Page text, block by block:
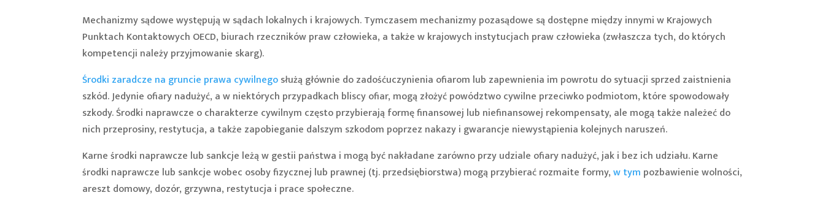
Mechanizmy sądowe występują w sądach lokalnych i krajowych. Tymczasem mechanizmy pozasądowe są dostępne między innymi w Krajowych
Punktach Kontaktowych OECD, biurach rzeczników praw człowieka, a także w krajowych instytucjach praw człowieka (zwłaszcza tych, do których
kompetencji należy przyjmowanie skarg).
Środki zaradcze na gruncie prawa cywilnegosłużą głównie do zadośćuczynienia ofiarom lub zapewnienia im powrotu do sytuacji sprzed zaistnienia
szkód. Jedynie ofiary nadużyć, a w niektórych przypadkach bliscy ofiar, mogą złożyć powództwo cywilne przeciwko podmiotom, które spowodowały
szkody. Środki naprawcze o charakterze cywilnym często przybierają formę finansowej lub niefinansowej rekompensaty, ale mogą także należeć do
nich przeprosiny, restytucja, a także zapobieganie dalszym szkodom poprzez nakazy i gwarancje niewystąpienia kolejnych naruszeń.
Karne środki naprawcze lub sankcje leżą w gestii państwa i mogą być nakładane zarówno przy udziale ofiary nadużyć, jak i bez ich udziału. Karne
środki naprawcze lub sankcje wobec osoby fizycznej lub prawnej (tj. przedsiębiorstwa) mogą przybierać rozmaite formy,w tym pozbawienie wolności,
areszt domowy, dozór, grzywna, restytucja i prace społeczne.